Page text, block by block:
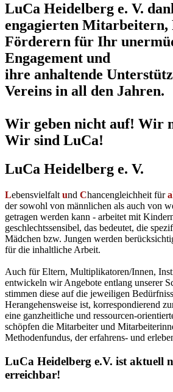
LuCa Heidelberg e. V.
engagierten Mitarbeitern,
Förderern für Ihr
Engagement und
ihre anhaltende
Vereins in all den Jahren.
Wir geben nicht auf! Wir
Wir sind LuCa!
LuCa Heidelberg e. V.
Lebensvielfalt und Chancengleichheit füra
der sowohl von männlichen als auch von
getragen werden kann - arbeitet mit
geschlechtssensibel, das bedeutet, die
Mädchen bzw. Jungen werden
für die inhaltliche Arbeit.
Auch für Eltern, Multiplikatoren/Innen,
entwickeln wir Angebote entlang unserer
stimmen diese auf die jeweiligen
Herangehensweise ist, korrespondierend
eine ganzheitliche und ressourcen-
schöpfen die Mitarbeiter und
Methodenfundus, der erfahrens- und
LuCa Heidelberg e.V. ist aktuell
erreichbar!